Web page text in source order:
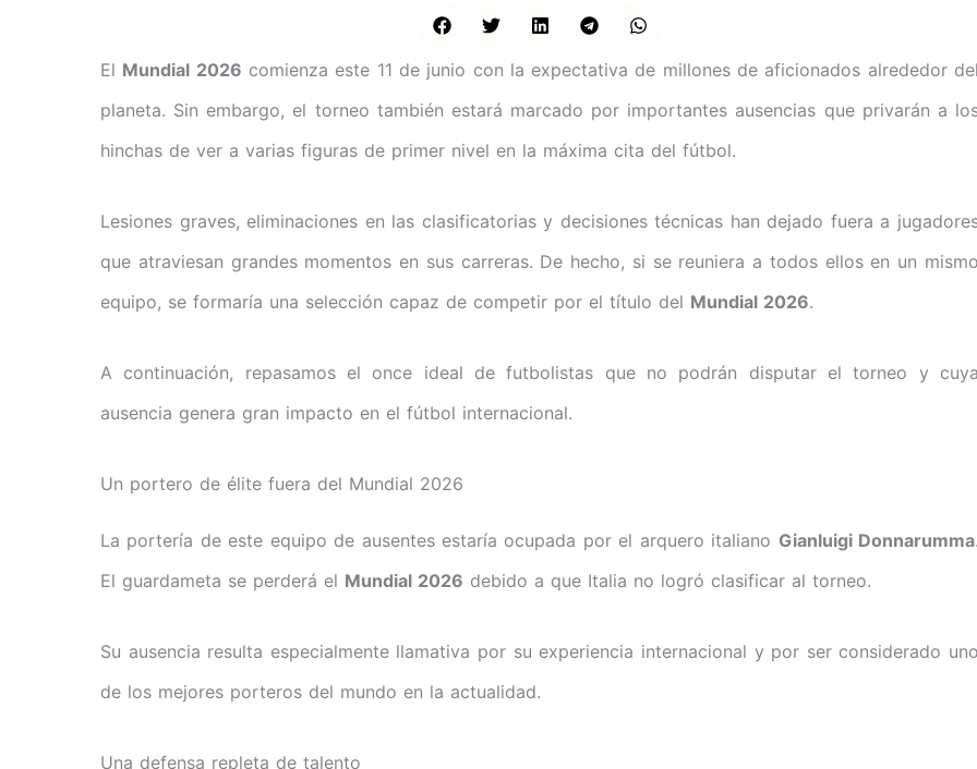
El Mundial 2026 comienza este 11 de junio con la expectativa de millones de aficionados alrededor del
planeta. Sin embargo, el torneo también estará marcado por importantes ausencias que privarán a
hinchas de ver a varias figuras de primer nivel en la máxima cita del fútbol.
Lesiones graves, eliminaciones en las clasificatorias y decisiones técnicas han dejado fuera a
que atraviesan grandes momentos en sus carreras. De hecho, si se reuniera a todos ellos en un mismo
equipo, se formaría una selección capaz de competir por el título del Mundial 2026.
A continuación, repasamos el once ideal de futbolistas que no podrán disputar el torneo y cuya
ausencia genera gran impacto en el fútbol internacional.
Un portero de élite fuera del Mundial 2026
La portería de este equipo de ausentes estaría ocupada por el arquero italiano Gianluigi Donnarumma.
El guardameta se perderá el Mundial 2026 debido a que Italia no logró clasificar al torneo.
Su ausencia resulta especialmente llamativa por su experiencia internacional y por ser considerado uno
de los mejores porteros del mundo en la actualidad.
Una defensa repleta de talento